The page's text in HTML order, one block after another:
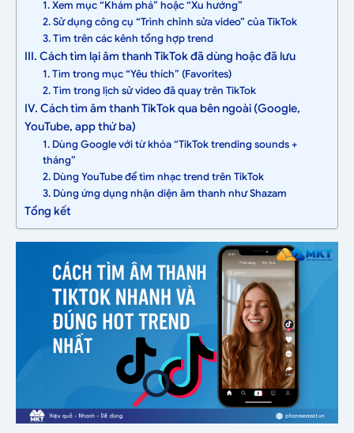
1. Xem mục “Khám phá” hoặc “Xu hướng”
2. Sử dụng công cụ “Trình chỉnh sửa video” của TikTok
3. Tìm trên các kênh tổng hợp trend
III. Cách tìm lại âm thanh TikTok đã dùng hoặc đã lưu
1. Tìm trong mục “Yêu thích” (Favorites)
2. Tìm trong lịch sử video đã quay trên TikTok
IV. Cách tìm âm thanh TikTok qua bên ngoài (Google,
YouTube, app thứ ba)
1. Dùng Google với từ khóa “TikTok trending sounds +
tháng”
2. Dùng YouTube để tìm nhạc trend trên TikTok
3. Dùng ứng dụng nhận diện âm thanh như Shazam
Tổng kết